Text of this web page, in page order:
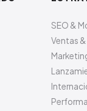
SEO &
Ventas